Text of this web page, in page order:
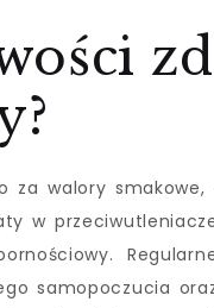
walory
w
samopoczucia